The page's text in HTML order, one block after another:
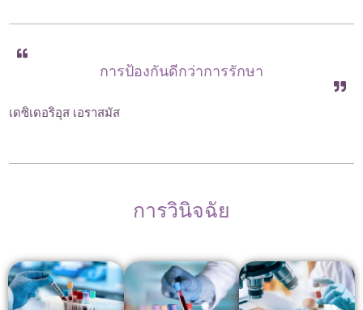
การป้องกันดีกว่าการรักษา
เดซิเดอริอุส เอราสมัส
การวินิจฉัย